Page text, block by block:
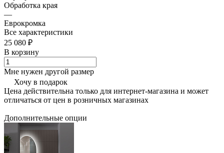
Обработка края
—
Еврокромка
Все характеристики
25 080 ₽
В корзину
Мне нужен другой размер
Хочу в подарок
Цена действительна только для интернет-магазина и может
отличаться от цен в розничных магазинах
Дополнительные опции